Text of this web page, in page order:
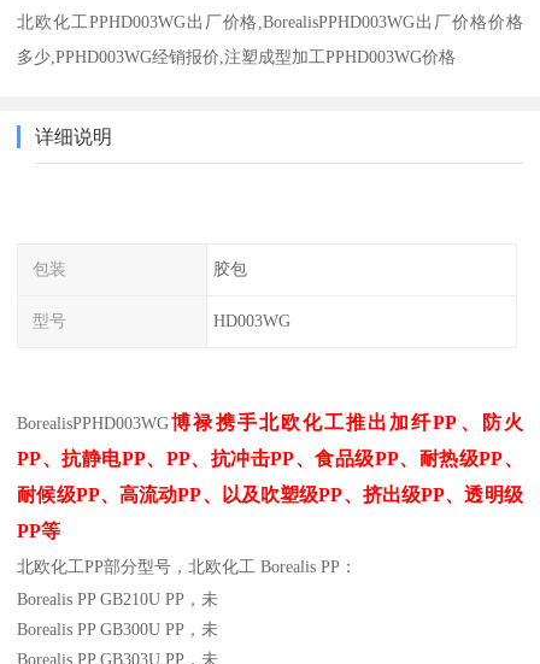
北欧化工PPHD003WG出厂价格,BorealisPPHD003WG出厂价格价格
多少,PPHD003WG经销报价,注塑成型加工PPHD003WG价格
详细说明
包装 胶包
型号 HD003WG
BorealisPPHD003WG博禄携手北欧化工推出 加纤PP 、防火
PP、抗静电PP、 PP、抗冲击PP、食品级PP、耐热级PP、
耐候级PP、高流动PP、以及吹塑级PP、挤出级PP、透明级
PP等
北欧化工PP部分型号，北欧化工 Borealis PP：
Borealis PP GB210U PP ，未
Borealis PP GB300U PP ，未
Borealis PP GB303U PP ，未